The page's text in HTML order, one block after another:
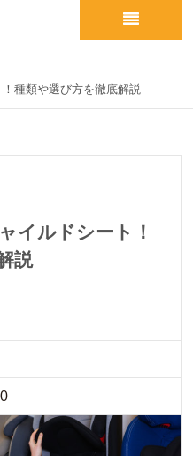
種類や選び方を徹底解説
イルドシート！
説
0